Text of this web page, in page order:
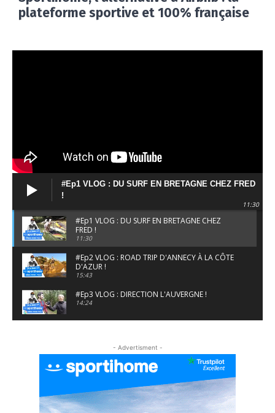
plateforme sportive et 100% française
#Ep1 VLOG : DU SURF EN BRETAGNE CHEZ FRED
!
11:30
#Ep1 VLOG : DU SURF EN BRETAGNE CHEZ
FRED !
11:30
#Ep2 VLOG : ROAD TRIP D'ANNECY À LA CÔTE
D'AZUR !
15:43
#Ep3 VLOG : DIRECTION L'AUVERGNE !
14:24
#EP6 VLOG : SKI & RANDONNÉE DANS LES
ALPES
#EP7 VLOG : DE LA RAQUETTE EN PLEIN MILIEU
- Advertisment -